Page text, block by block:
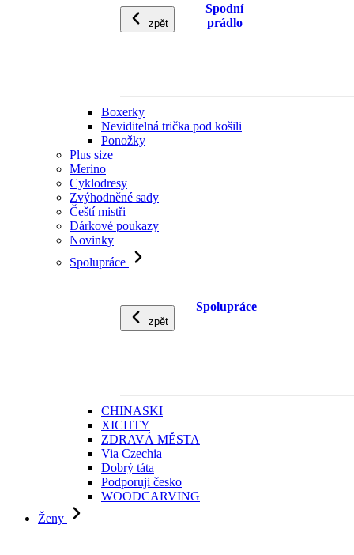
zpět
Spodní
prádlo
Boxerky
Neviditelná trička pod košili
Ponožky
Plus size
Merino
Cyklodresy
Zvýhodněné sady
Čeští mistři
Dárkové poukazy
Novinky
Spolupráce
zpět
Spolupráce
CHINASKI
XICHTY
ZDRAVÁ MĚSTA
Via Czechia
Dobrý táta
Podporuji česko
WOODCARVING
Ženy